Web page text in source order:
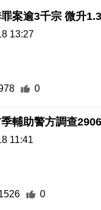
案逾3千宗 微升
13:27
0
輔助警方調查
11:41
0